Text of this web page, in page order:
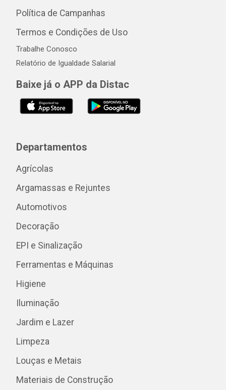
Política de Campanhas
Termos e Condições de Uso
Trabalhe Conosco
Relatório de Igualdade Salarial
Baixe já o APP da Distac
Departamentos
Agrícolas
Argamassas e Rejuntes
Automotivos
Decoração
EPI e Sinalização
Ferramentas e Máquinas
Higiene
Iluminação
Jardim e Lazer
Limpeza
Louças e Metais
Materiais de Construção